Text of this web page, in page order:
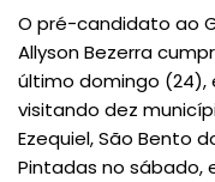
O pré-candidato ao
Allyson Bezerra
último domingo
visitando dez
Ezequiel, São Bento
Pintadas no sábado,